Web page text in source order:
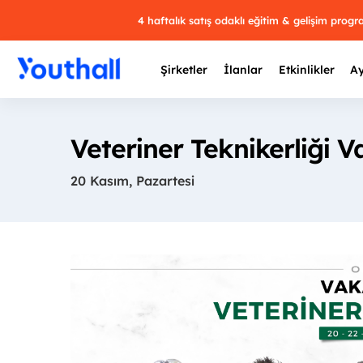
4 haftalık satış odaklı eğitim & gelişim
Şirketler İlanlar Etkinlikler
Veteriner Teknikerliği
20 Kasım, Pazartesi